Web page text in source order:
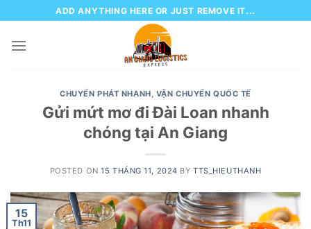
to
content
ADD ANYTHING HERE OR JUST REMOVE IT...
CHUYỂN PHÁT NHANH, VẬN CHUYỂN QUỐC TẾ
Gửi mứt mơ đi Đài Loan nhanh
chóng tại An Giang
POSTED ON15 THÁNG 11, 2024 BYTTS_HIEUTHANH
15
Th11